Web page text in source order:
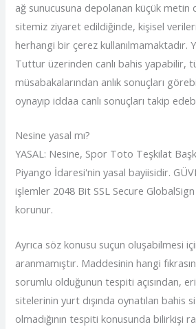
ağ sunucusuna depolanan küçük metin
sitemiz ziyaret edildiğinde, kişisel
herhangi bir çerez kullanılmamaktadır.
Tuttur üzerinden canlı bahis yapabilir,
müsabakalarından anlık sonuçları
oynayıp iddaa canlı sonuçları takip
Nesine yasal mı?
YASAL: Nesine, Spor Toto Teşkilat
Piyango İdaresi'nin yasal bayiisidir.
işlemler 2048 Bit SSL Secure
korunur.
Ayrıca söz konusu suçun oluşabilmesi
aranmamıştır. Maddesinin hangi
sorumlu olduğunun tespiti açısından,
sitelerinin yurt dışında oynatılan bahis
olmadığının tespiti konusunda bilirkişi